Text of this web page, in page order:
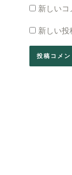
新しい
新しい投